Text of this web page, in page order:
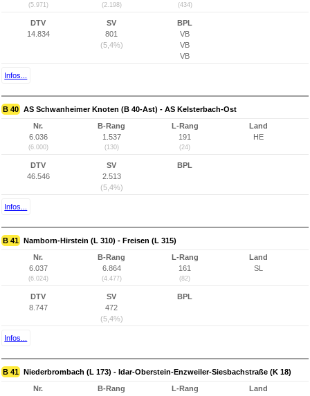
(5.971) (2.198) (434)
DTV
14.834
SV
801
(5,4%)
BPL
VB
VB
VB
Infos...
B 40 AS Schwanheimer Knoten (B 40-Ast) - AS Kelsterbach-Ost
Nr.
6.036
(6.000)
B-Rang
1.537
(130)
L-Rang
191
(24)
Land
HE
DTV
46.546
SV
2.513
(5,4%)
BPL
Infos...
B 41 Namborn-Hirstein (L 310) - Freisen (L 315)
Nr.
6.037
(6.024)
B-Rang
6.864
(4.477)
L-Rang
161
(82)
Land
SL
DTV
8.747
SV
472
(5,4%)
BPL
Infos...
B 41 Niederbrombach (L 173) - Idar-Oberstein-Enzweiler-Siesbachstraße (K 18)
Nr.
B-Rang
L-Rang
Land